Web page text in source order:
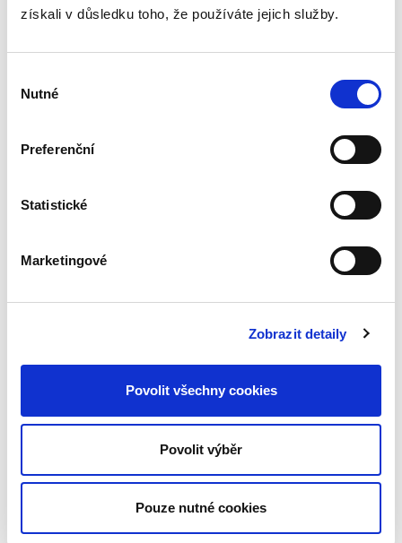
získali v důsledku toho, že používáte jejich služby.
souhlasu
Nutné
Preferenční
Statistické
Marketingové
Zobrazit detaily
Povolit všechny cookies
Povolit výběr
Pouze nutné cookies
490,00 Kč
době COVID-19 se zabývá vybranými změnami
preventivní
šance pro
podnikatele, nebo
velký problém pro
věřitele?
Jaroslav Schönfeld,Michal Kuděj,Bohumil Havel,Petr Sprinz,a
490,00 Kč